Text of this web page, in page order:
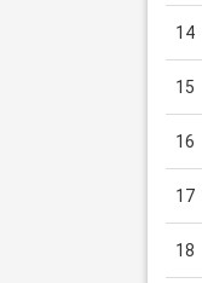
14
15
16
17
18